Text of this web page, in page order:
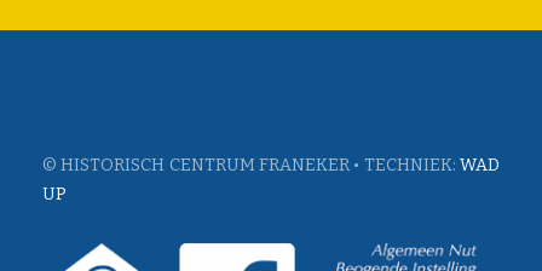
© HISTORISCH CENTRUM FRANEKER • TECHNIEK: WAD
UP